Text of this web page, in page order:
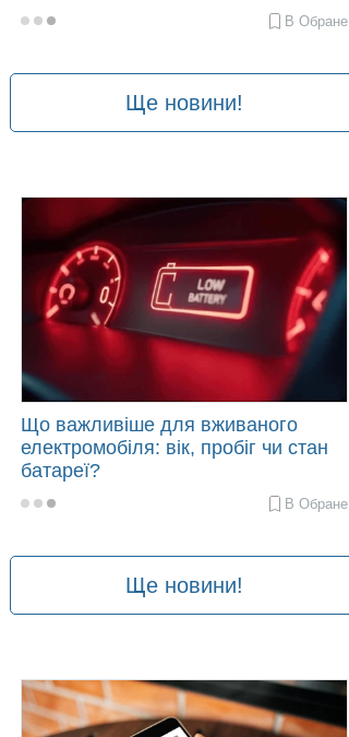
2026-
12:00
В Обране
Ще новини!
Що важливіше для вживаного
електромобіля: вік, пробіг чи стан
батареї?
2026-
12:20
В Обране
Ще новини!